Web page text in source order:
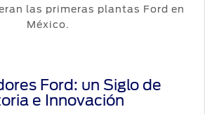
las primeras plantas Ford en
México.
Ford: un Siglo de
e Innovación